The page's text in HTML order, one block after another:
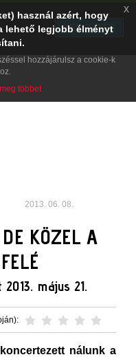
2013. 06. 08.
DE KÖZEL A
május 21.
nálunk a
használ azért, hogy
lehető legjobb élményt
hozzájárulsz a cookie-k
többet
x
TELEPÍTÉS